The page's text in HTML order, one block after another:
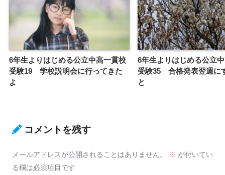
6年生よりはじめる公立中高一貫校
受験19 学校説明会に行ってきた
よ
6年生よりはじめる公立
受験35 合格発表翌週に
と
コメントを残す
メールアドレスが公開されることはありません。 ※ が付いてい
る欄は必須項目です